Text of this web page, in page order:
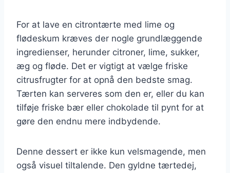
For at lave en citrontærte med lime og
flødeskum kræves der nogle grundlæggende
ingredienser, herunder citroner, lime, sukker,
æg og fløde. Det er vigtigt at vælge friske
citrusfrugter for at opnå den bedste smag.
Tærten kan serveres som den er, eller du kan
tilføje friske bær eller chokolade til pynt for at
gøre den endnu mere indbydende.
Denne dessert er ikke kun velsmagende, men
også visuel tiltalende. Den gyldne tærtedej,